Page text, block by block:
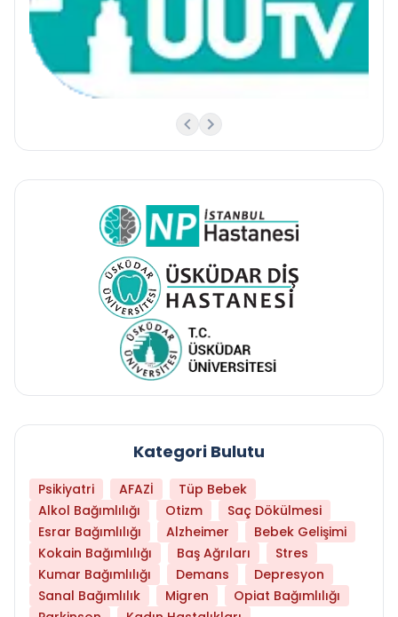
Kategori Bulutu
Psikiyatri AFAZİ
Tüp Bebek
Alkol Bağımlılığı
Otizm
Saç Dökülmesi
Esrar Bağımlılığı
Alzheimer
Bebek Gelişimi
Kokain Bağımlılığı
Baş Ağrıları
Stres
Kumar Bağımlılığı
Demans
Depresyon
Sanal Bağımlılık
Migren
Opiat Bağımlılığı